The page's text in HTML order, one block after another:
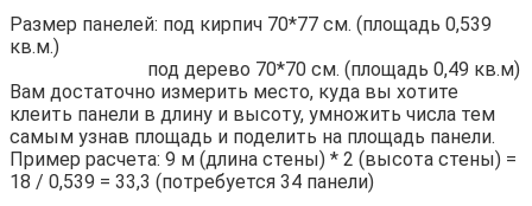
Размер панелей: под кирпич 70*77 см. (площадь 0,539
кв.м.)
под дерево 70*70 см. (площадь 0,49 кв.м)
Вам достаточно измерить место, куда вы хотите
клеить панели в длину и высоту, умножить числа тем
самым узнав площадь и поделить на площадь панели.
Пример расчета: 9 м (длина стены) * 2 (высота стены) =
18 / 0,539 = 33,3 (потребуется 34 панели)